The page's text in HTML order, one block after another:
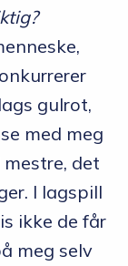
gulrot,
med meg
det
I lagspill
ikke de får
meg selv